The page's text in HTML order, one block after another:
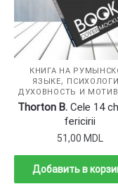
КНИГА НА
ЯЗЫКЕ,
ДУХОВНОСТЬ И
Thorton B.Cele 14
fericirii
51,00 MDL
Добавить в